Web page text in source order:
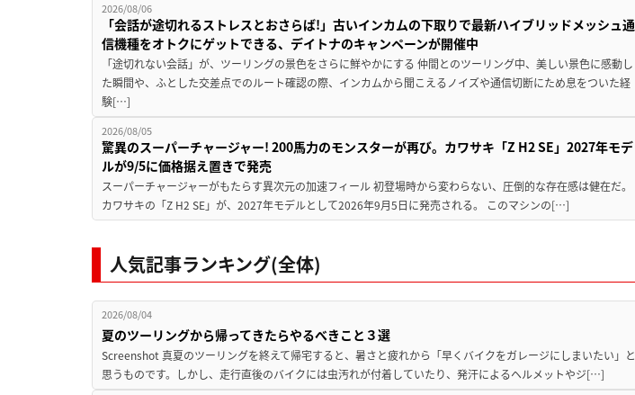
2026/08/06
「会話が途切れるストレスとおさらば!」古いインカムの下取りで最新ハイブリッドメッシュ通
信機種をオトクにゲットできる、デイトナのキャンペーンが開催中
「途切れない会話」が、ツーリングの景色をさらに鮮やかにする 仲間とのツーリング中、美しい景色に感動し
た瞬間や、ふとした交差点でのルート確認の際、インカムから聞こえるノイズや通信切断にため息をついた経
験[…]
2026/08/05
驚異のスーパーチャージャー! 200馬力のモンスターが再び。カワサキ「Z H2 SE」2027年モデ
ルが9/5に価格据え置きで発売
スーパーチャージャーがもたらす異次元の加速フィール 初登場時から変わらない、圧倒的な存在感は健在だ。
カワサキの「Z H2 SE」が、2027年モデルとして2026年9月5日に発売される。 このマシンの[…]
人気記事ランキング(全体)
2026/08/04
夏のツーリングから帰ってきたらやるべきこと３選
Screenshot 真夏のツーリングを終えて帰宅すると、暑さと疲れから「早くバイクをガレージにしまいたい」と
思うものです。しかし、走行直後のバイクには虫汚れが付着していたり、発汗によるヘルメットやジ[…]